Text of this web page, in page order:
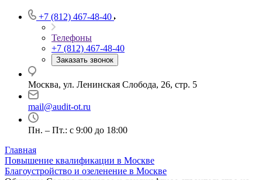
+7 (812) 467-48-40
Телефоны
+7 (812) 467-48-40
Заказать звонок
Москва, ул. Ленинская Слобода, 26, стр. 5
mail@audit-ot.ru
Пн. – Пт.: с 9:00 до 18:00
Главная
Повышение квалификации в Москве
Благоустройство и озеленение в Москве